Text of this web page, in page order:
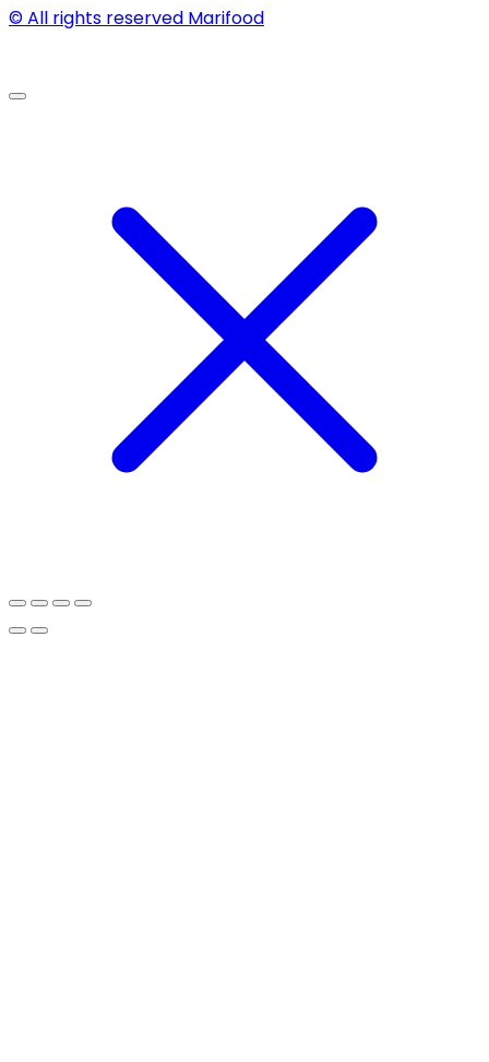
© All rights reserved Marifood